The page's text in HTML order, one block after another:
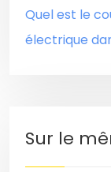
Quel est le
électrique
Sur le